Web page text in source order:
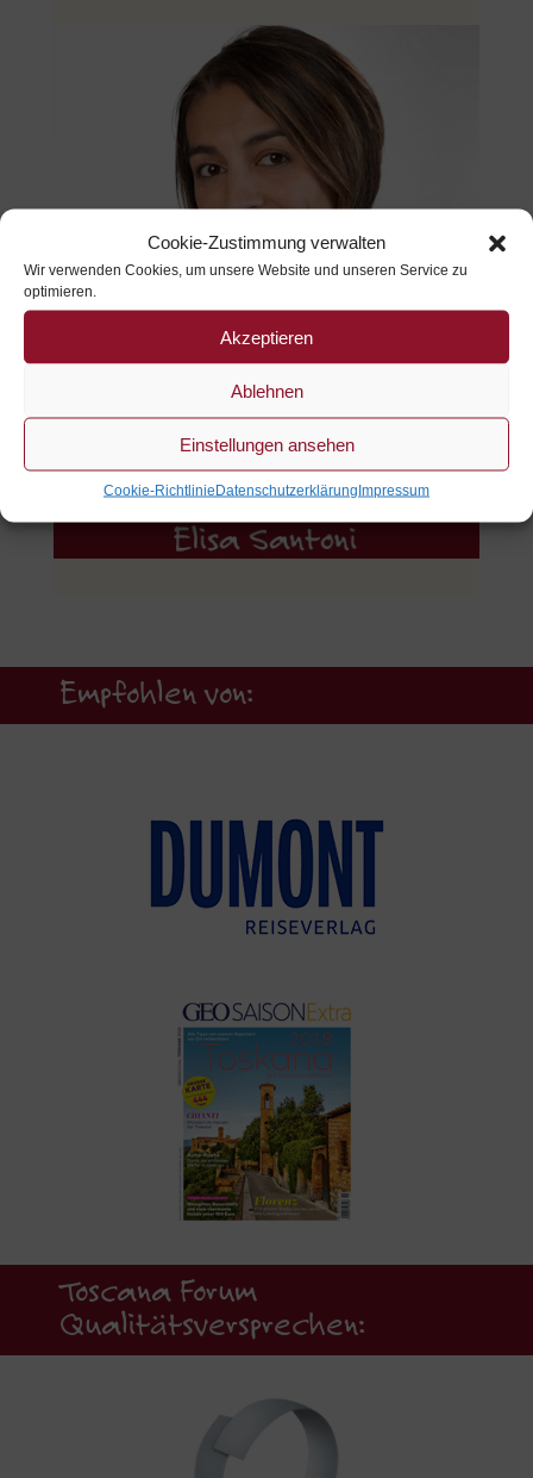
Cookie-Zustimmung verwalten
Wir verwenden Cookies, um unsere Website und unseren Service zu
optimieren.
Akzeptieren
Ablehnen
Einstellungen ansehen
Cookie-RichtlinieDatenschutzerklärungImpressum
Empfohlen von:
Toscana Forum
Qualitätsversprechen: